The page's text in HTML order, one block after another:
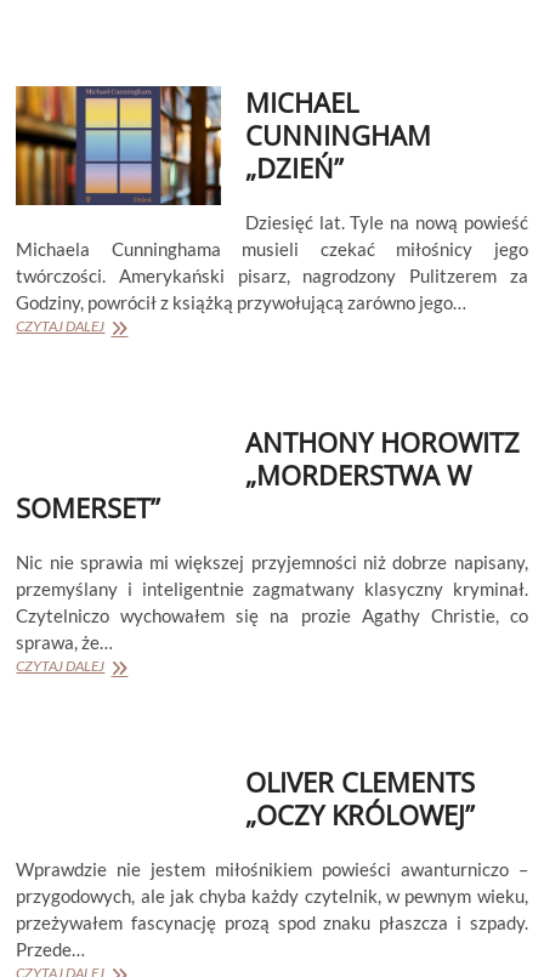
HALL”
RYELAND
#3)
MICHAEL
CUNNINGHAM
„DZIEŃ”
Dziesięć lat. Tyle na nową powieść
Michaela Cunninghama musieli czekać miłośnicy jego
twórczości. Amerykański pisarz, nagrodzony Pulitzerem za
Godziny, powrócił z książką przywołującą zarówno jego…
CZYTAJ DALEJMICHAEL
ANTHONY HOROWITZ
„MORDERSTWA W
SOMERSET”
Nic nie sprawia mi większej przyjemności niż dobrze napisany,
przemyślany i inteligentnie zagmatwany klasyczny kryminał.
Czytelniczo wychowałem się na prozie Agathy Christie, co
sprawa, że…
CZYTAJ DALEJANTHONY
OLIVER CLEMENTS
„OCZY KRÓLOWEJ”
Wprawdzie nie jestem miłośnikiem powieści awanturniczo –
przygodowych, ale jak chyba każdy czytelnik, w pewnym wieku,
przeżywałem fascynację prozą spod znaku płaszcza i szpady.
Przede…
CZYTAJ DALEJOLIVER